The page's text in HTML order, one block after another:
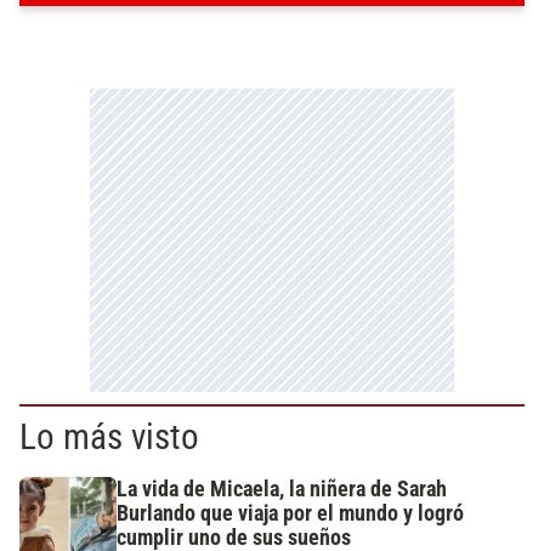
Lo más visto
La vida de Micaela, la niñera de Sarah
Burlando que viaja por el mundo y logró
cumplir uno de sus sueños